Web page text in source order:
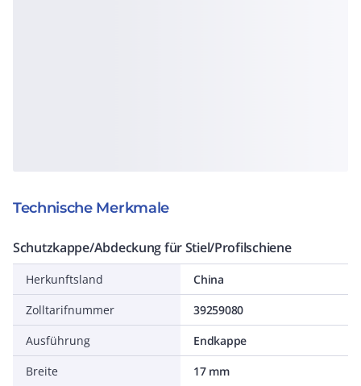
Technische Merkmale
Schutzkappe/Abdeckung für Stiel/Profilschiene
Herkunftsland
China
Zolltarifnummer
39259080
Ausführung
Endkappe
Breite
17 mm